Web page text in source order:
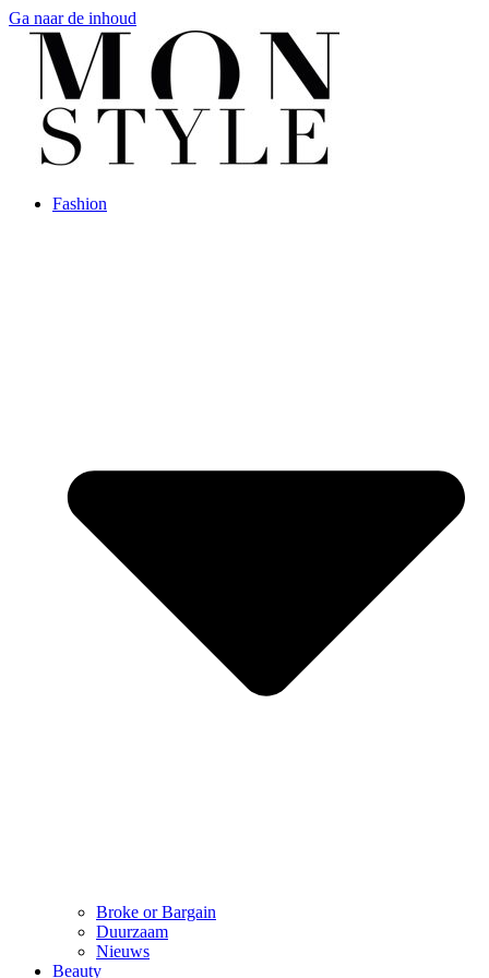
Ga naar de inhoud
Fashion
Broke or Bargain
Duurzaam
Nieuws
Beauty